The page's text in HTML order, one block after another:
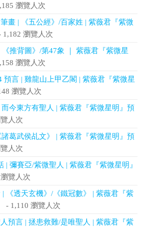
瀏覽人次
畫 | 《五公經》/百家姓 | 紫薇君『紫微
1,182 瀏覽人次
推背圖》/第47象 ｜ 紫薇君『紫微星
瀏覽人次
預言 | 雞龍山上甲乙閣 | 紫薇君『紫微星
瀏覽人次
今東方有聖人 | 紫薇君『紫微星明』預
人次
葛武侯乩文》 | 紫薇君『紫微星明』預
人次
| 彌賽亞/紫微聖人 | 紫薇君『紫微星明』
覽人次
《透天玄機》/《鐵冠數》 | 紫薇君『紫
- 1,110 瀏覽人次
預言 | 拯患救難/是唯聖人 | 紫薇君『紫